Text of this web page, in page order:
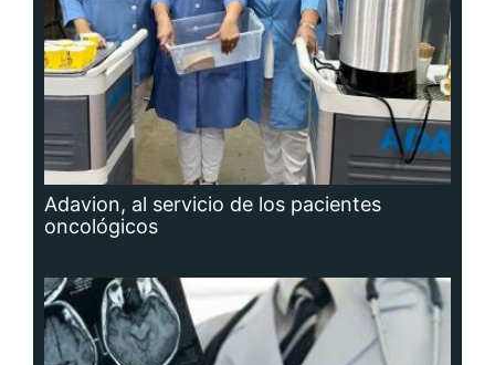
Adavion, al servicio de los pacientes
oncológicos